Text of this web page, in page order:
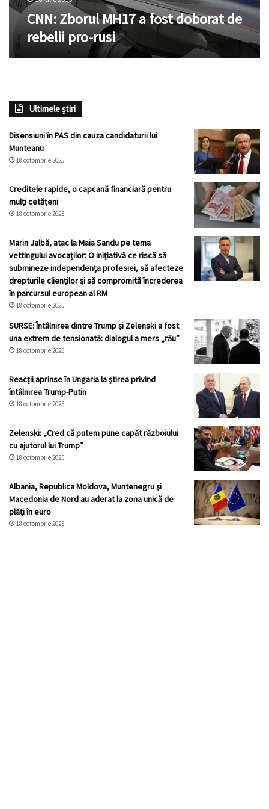
CNN: Zborul MH17 a fost doborat de
rebelii pro-rusi
Ultimele știri
Disensiuni în PAS din cauza candidaturii lui
Munteanu
18 octombrie 2025
Creditele rapide, o capcană financiară pentru
mulți cetățeni
18 octombrie 2025
Marin Jalbă, atac la Maia Sandu pe tema
vettingului avocaților: O inițiativă ce riscă să
submineze independența profesiei, să afecteze
drepturile clienților și să compromită încrederea
în parcursul european al RM
18 octombrie 2025
SURSE: Întâlnirea dintre Trump și Zelenski a fost
una extrem de tensionată: dialogul a mers „rău”
18 octombrie 2025
Reacții aprinse în Ungaria la știrea privind
întâlnirea Trump-Putin
18 octombrie 2025
Zelenski: „Cred că putem pune capăt războiului
cu ajutorul lui Trump”
18 octombrie 2025
Albania, Republica Moldova, Muntenegru şi
Macedonia de Nord au aderat la zona unică de
plăţi în euro
18 octombrie 2025